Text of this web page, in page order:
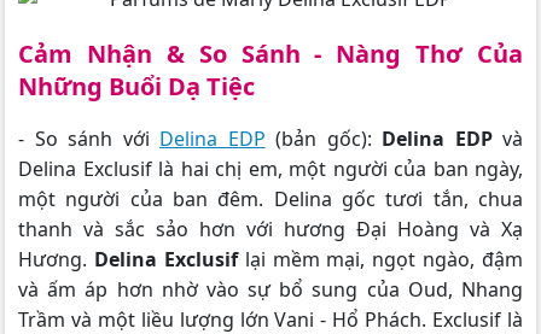
Cảm Nhận & So Sánh - Nàng Thơ Của
Những Buổi Dạ Tiệc
- So sánh với Delina EDP (bản gốc): Delina EDPvà
Delina Exclusif là hai chị em, một người của ban ngày,
một người của ban đêm. Delina gốc tươi tắn, chua
thanh và sắc sảo hơn với hương Đại Hoàng và Xạ
Hương. Delina Exclusiflại mềm mại, ngọt ngào, đậm
và ấm áp hơn nhờ vào sự bổ sung của Oud, Nhang
Trầm và một liều lượng lớn Vani - Hổ Phách. Exclusif là